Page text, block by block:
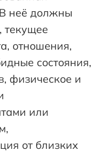
неё должны
текущее
отношения,
состояния,
физическое и
или
от близких